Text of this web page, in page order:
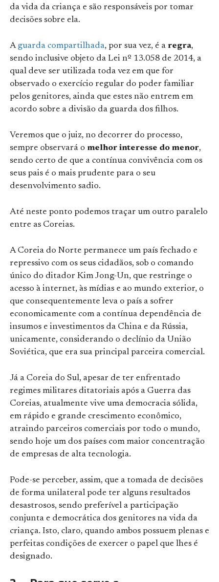
da vida da criança e são responsáveis por tomar
decisões sobre ela.
A guarda compartilhada, por sua vez, é a regra,
sendo inclusive objeto da Lei nº 13.058 de 2014, a
qual deve ser utilizada toda vez em que for
observado o exercício regular do poder familiar
pelos genitores, ainda que estes não entrem em
acordo sobre a divisão da guarda dos filhos.
Veremos que o juiz, no decorrer do processo,
sempre observará o melhor interesse do menor,
sendo certo de que a contínua convivência com os
seus pais é o mais prudente para o seu
desenvolvimento sadio.
Até neste ponto podemos traçar um outro paralelo
entre as Coreias.
A Coreia do Norte permanece um país fechado e
repressivo com os seus cidadãos, sob o comando
único do ditador Kim Jong-Un, que restringe o
acesso à internet, às mídias e ao mundo exterior, o
que consequentemente leva o país a sofrer
economicamente com a contínua dependência de
insumos e investimentos da China e da Rússia,
unicamente, considerando o declínio da União
Soviética, que era sua principal parceira comercial.
Já a Coreia do Sul, apesar de ter enfrentado
regimes militares ditatoriais após a Guerra das
Coreias, atualmente vive uma democracia sólida,
em rápido e grande crescimento econômico,
atraindo parceiros comerciais por todo o mundo,
sendo hoje um dos países com maior concentração
de empresas de alta tecnologia.
Pode-se perceber, assim, que a tomada de decisões
de forma unilateral pode ter alguns resultados
desastrosos, sendo preferível a participação
conjunta e democrática dos genitores na vida da
criança. Isto, claro, quando ambos possuem plenas e
perfeitas condições de exercer o papel que lhes é
designado.